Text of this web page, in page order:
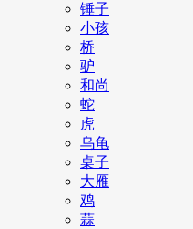
锤子
小孩
桥
驴
和尚
蛇
虎
乌龟
桌子
大雁
鸡
蒜